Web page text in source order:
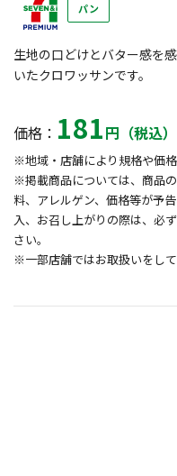
パン
生地の口どけとバター感を
いたクロワッサンです。
価格： 181円（税込）
※地域・店舗により規格や価
※掲載商品については、商品
料、アレルゲン、価格等が予
入、お召し上がりの際は、必
さい。
※一部店舗ではお取扱いをして